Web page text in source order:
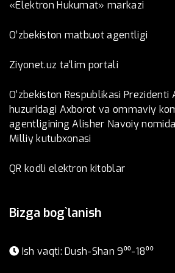
«Elektron Hukumat» markazi
O’zbеkistоn mаtbuоt аgеntligi
Ziyonet.uz ta'lim portali
O‘zbekiston Respublikasi
huzuridagi Axborot va ommaviy
agentligining Alisher Navoiy
Milliy kutubxonasi
QR kodli elektron kitoblar
Bizga bog`lanish
Ish vaqti: Dush-Shan 9⁰⁰-18⁰⁰